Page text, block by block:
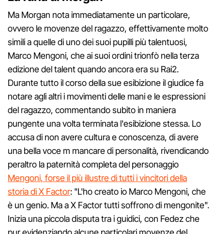
Ma Morgan nota immediatamente un particolare,
ovvero le movenze del ragazzo, effettivamente molto
simili a quelle di uno dei suoi pupilli più talentuosi,
Marco Mengoni, che ai suoi ordini trionfò nella terza
edizione del talent quando ancora era su Rai2.
Durante tutto il corso della sue esibizione il giudice fa
notare agli altri i movimenti delle mani e le espressioni
del ragazzo, commentando subito in maniera
pungente una volta terminata l'esibizione stessa. Lo
accusa di non avere cultura e conoscenza, di avere
una bella voce m mancare di personalità, rivendicando
peraltro la paternità completa del personaggio
Mengoni, forse il più illustre di tutti i vincitori della
storia di X Factor: "L'ho creato io Marco Mengoni, che
è un genio. Ma a X Factor tutti soffrono di mengonite".
Inizia una piccola disputa tra i guidici, con Fedez che